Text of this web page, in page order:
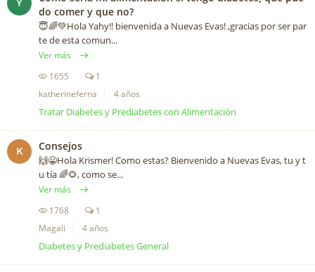
Y
do comer y que no?
😇🌈💚Hola Yahy!! bienvenida a Nuevas Evas! ,gracias por ser par
te de esta comun...
Ver más
1655
1
katherineferna
4 años
Tratar Diabetes y Prediabetes con Alimentación
K Consejos
🙌😀Hola Krismer! Como estas? Bienvenido a Nuevas Evas, tu y t
u tía 🌈🌻, como se...
Ver más
1768
1
Magalí
4 años
Diabetes y Prediabetes General